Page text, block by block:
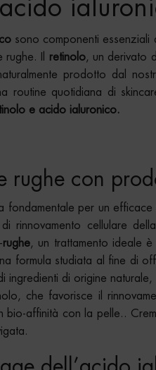
sono componenti essenziali
rughe. Il retinolo, un derivato
prodotto dal
routine quotidiana di
e acido ialuronico.
rughe con
fondamentale per un efficace
rinnovamento cellulare
rughe, un trattamento ideale
formula studiata al fine di
ingredienti di origine
che favorisce il
bio-affinità con la pelle..